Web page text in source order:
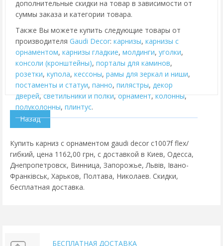
дополнительные скидки на товар в зависимости от
суммы заказа и категории товара.
Также Вы можете купить следующие товары от
производителя Gaudi Decor: карнизы, карнизы с
орнаментом, карнизы гладкие, молдинги, уголки,
консоли (кронштейны), порталы для каминов,
розетки, купола, кессоны, рамы для зеркал и ниши,
постаменты и статуи, панно, пилястры, декор
дверей, cветильники и полки, орнамент, колонны,
полуколонны, плинтус.
Купить карниз с орнаментом gaudi decor c1007f flex/
гибкий, цена 1162,00 грн, с доставкой в Киев, Одесса,
Днепропетровск, Винница, Запорожье, Львів, Івано-
Франківськ, Харьков, Полтава, Николаев. Скидки,
бесплатная доставка.
БЕСПЛАТНАЯ ДОСТАВКА